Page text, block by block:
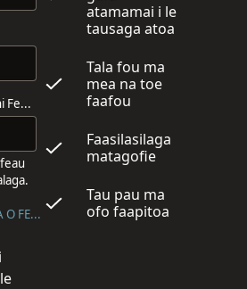
Numera o le Telefoni Feaveai:
TULAGA MA AIAIGA O FEAU TUSITUSIA.
atamamai i le
tausaga atoa
Tala fou ma
mea na toe
faafou
Faasilasilaga
matagofie
Tau pau ma
ofo faapitoa